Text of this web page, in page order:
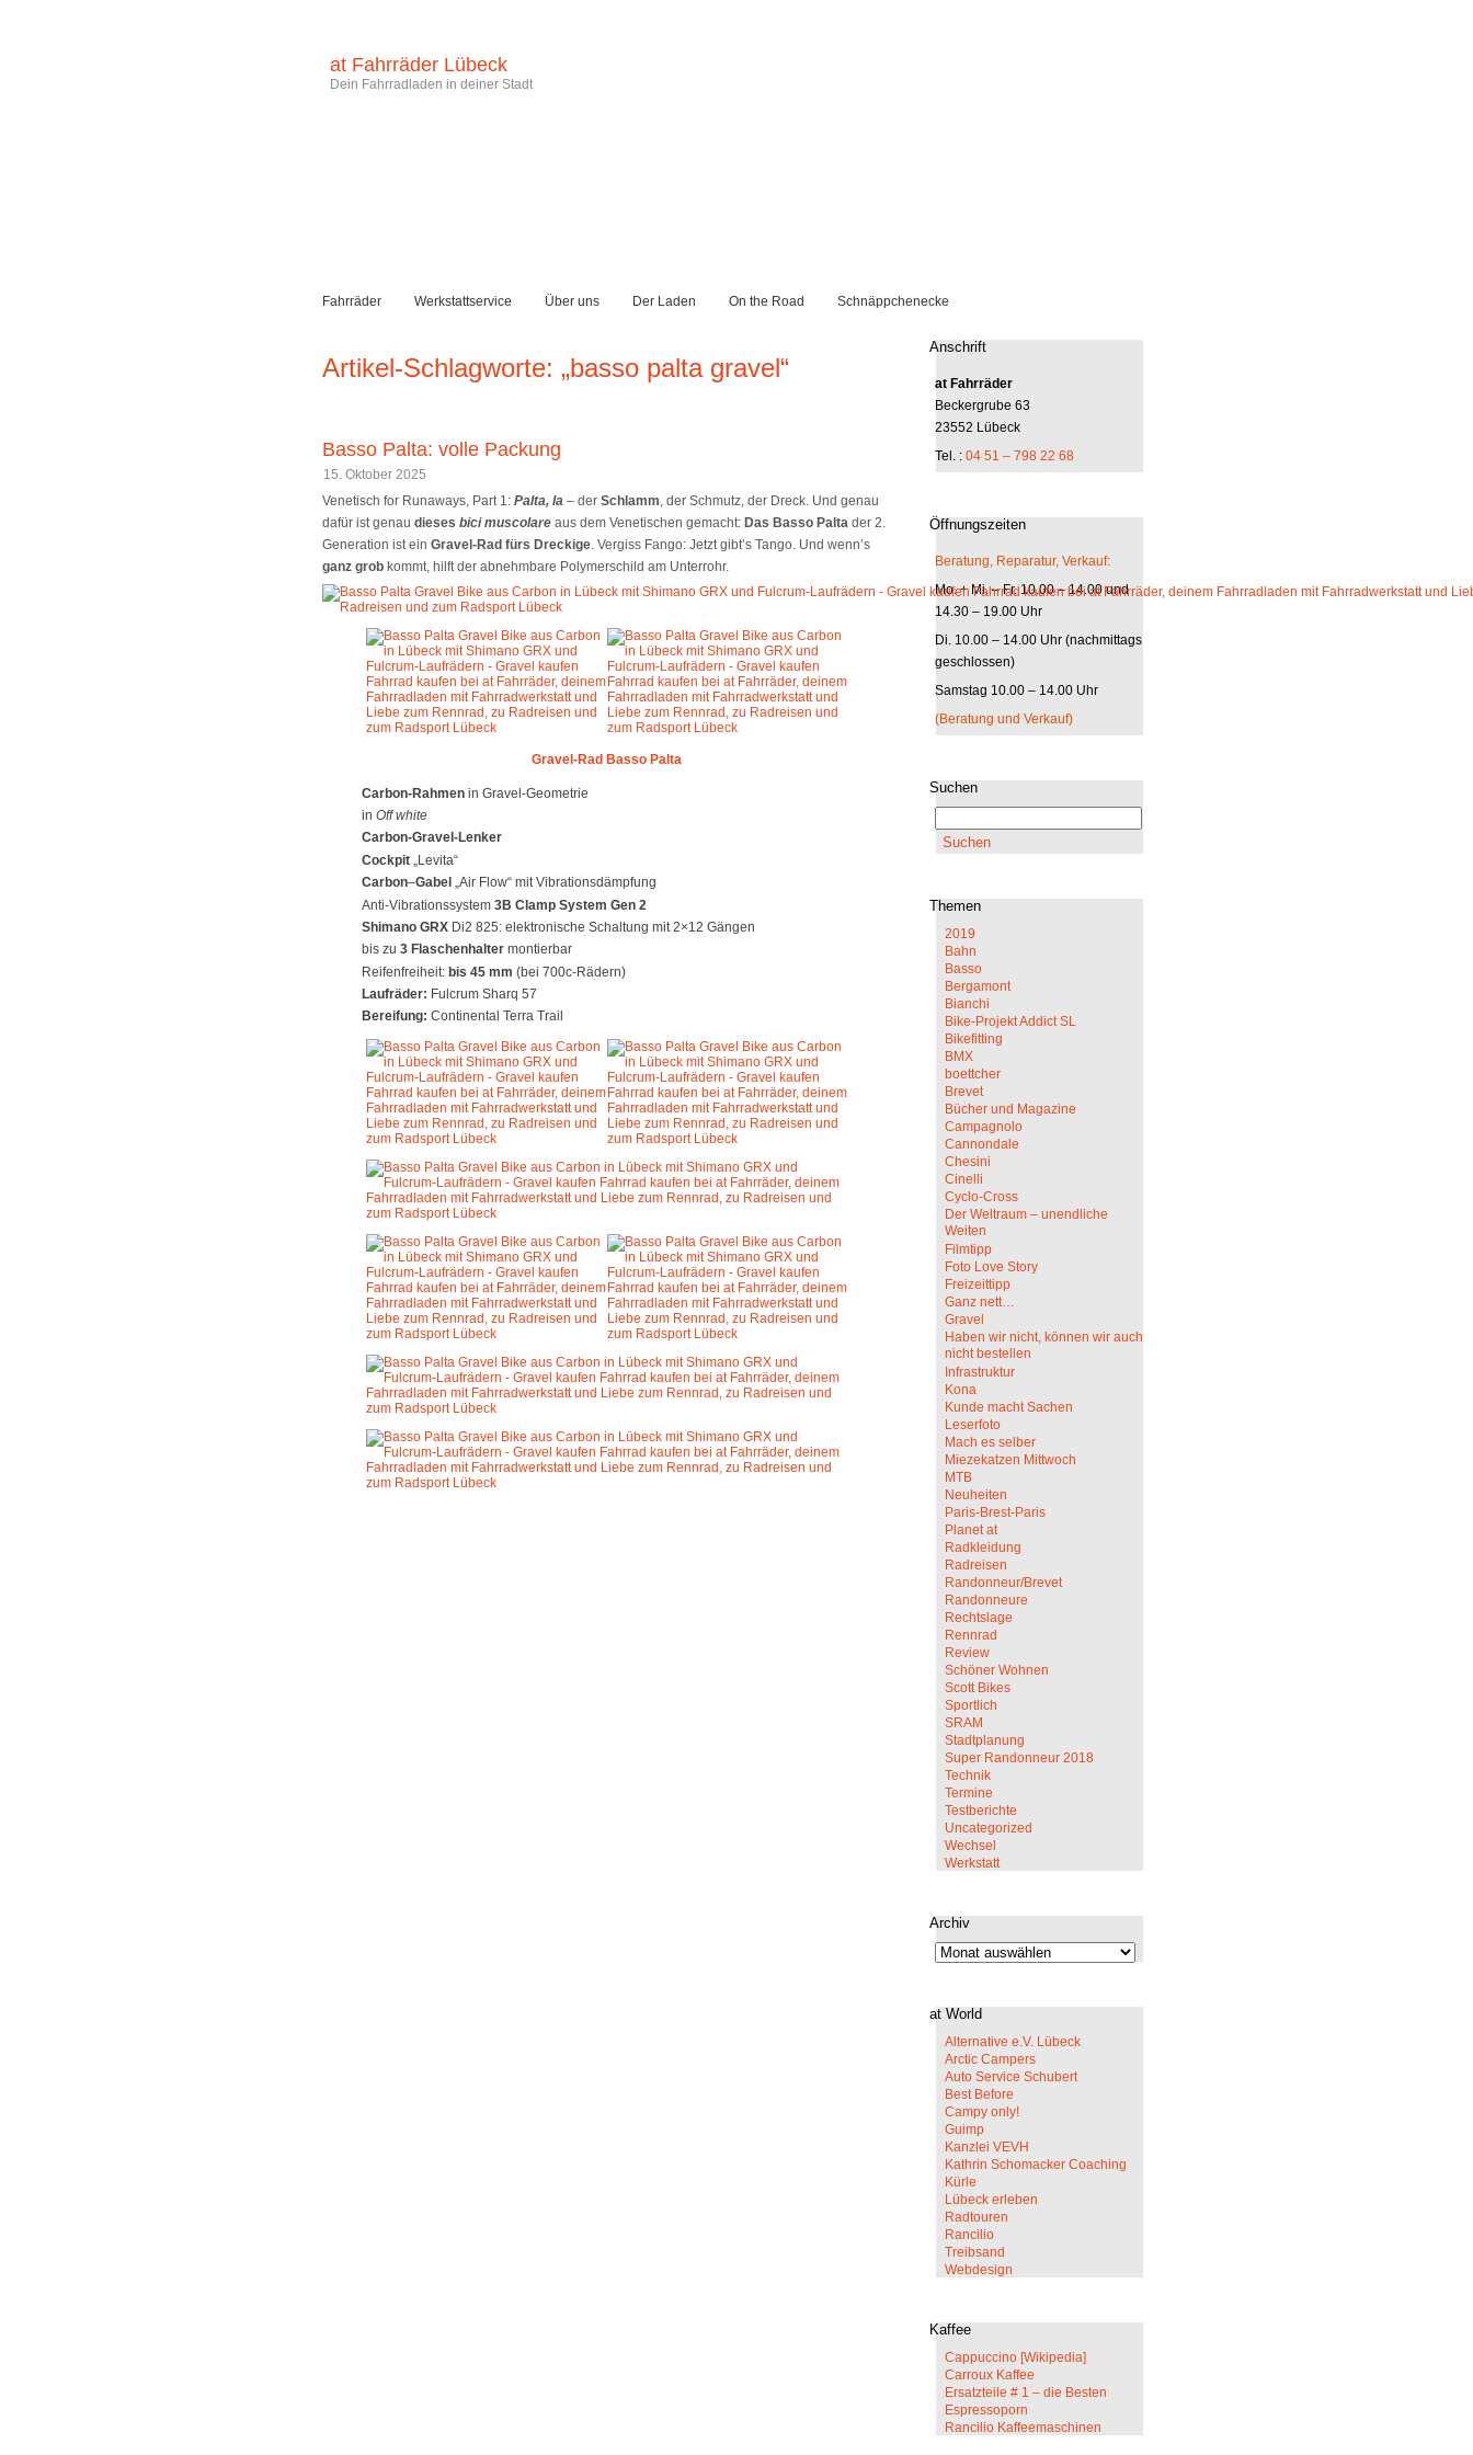
at Fahrräder Lübeck
Dein Fahrradladen in deiner Stadt
Fahrräder Werkstattservice Über uns Der Laden On the Road Schnäppchenecke
Artikel-Schlagworte: „basso palta gravel“
Basso Palta: volle Packung
15. Oktober 2025
Venetisch for Runaways, Part 1: Palta, la – der Schlamm , der Schmutz, der Dreck. Und genau
dafür ist genau dieses bici muscolare aus dem Venetischen gemacht: Das Basso Palta der 2.
Generation ist ein Gravel-Rad fürs Dreckige . Vergiss Fango: Jetzt gibt’s Tango. Und wenn’s
ganz grob kommt, hilft der abnehmbare Polymerschild am Unterrohr.
Gravel-Rad Basso Palta
Carbon-Rahmen in Gravel-Geometrie
in Off white
Carbon-Gravel-Lenker
Cockpit „Levita“
Carbon–Gabel „Air Flow“ mit Vibrationsdämpfung
Anti-Vibrationssystem 3B Clamp System Gen 2
Shimano GRX Di2 825: elektronische Schaltung mit 2×12 Gängen
bis zu 3 Flaschenhalter montierbar
Reifenfreiheit: bis 45 mm (bei 700c-Rädern)
Laufräder: Fulcrum Sharq 57
Bereifung: Continental Terra Trail
Anschrift
at Fahrräder
Beckergrube 63
23552 Lübeck
Tel. : 04 51 – 798 22 68
Öffnungszeiten
Beratung, Reparatur, Verkauf:
Mo. + Mi. – Fr. 10.00 – 14.00 und
14.30 – 19.00 Uhr
Di. 10.00 – 14.00 Uhr (nachmittags
geschlossen)
Samstag 10.00 – 14.00 Uhr
(Beratung und Verkauf)
Suchen
Themen
2019
Bahn
Basso
Bergamont
Bianchi
Bike-Projekt Addict SL
Bikefitting
BMX
boettcher
Brevet
Bücher und Magazine
Campagnolo
Cannondale
Chesini
Cinelli
Cyclo-Cross
Der Weltraum – unendliche
Weiten
Filmtipp
Foto Love Story
Freizeittipp
Ganz nett…
Gravel
Haben wir nicht, können wir auch
nicht bestellen
Infrastruktur
Kona
Kunde macht Sachen
Leserfoto
Mach es selber
Miezekatzen Mittwoch
MTB
Neuheiten
Paris-Brest-Paris
Planet at
Radkleidung
Radreisen
Randonneur/Brevet
Randonneure
Rechtslage
Rennrad
Review
Schöner Wohnen
Scott Bikes
Sportlich
SRAM
Stadtplanung
Super Randonneur 2018
Technik
Termine
Testberichte
Uncategorized
Wechsel
Werkstatt
Archiv
Archiv
at World
Alternative e.V. Lübeck
Arctic Campers
Auto Service Schubert
Best Before
Campy only!
Guimp
Kanzlei VEVH
Kathrin Schomacker Coaching
Kürle
Lübeck erleben
Radtouren
Rancilio
Treibsand
Webdesign
Kaffee
Cappuccino [Wikipedia]
Carroux Kaffee
Ersatzteile # 1 – die Besten
Espressoporn
Rancilio Kaffeemaschinen